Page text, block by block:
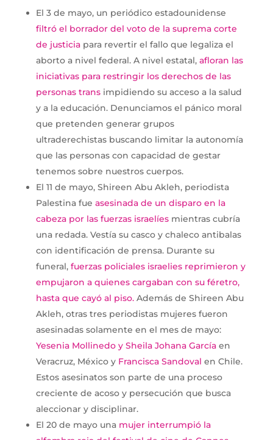
El 3 de mayo, un periódico estadounidense
filtró el borrador del voto de la suprema corte
de justiciapara revertir el fallo que legaliza el
aborto a nivel federal. A nivel estatal, afloran las
iniciativas para restringir los derechos de las
personas transimpidiendo su acceso a la salud
y a la educación. Denunciamos el pánico moral
que pretenden generar grupos
ultraderechistas buscando limitar la autonomía
que las personas con capacidad de gestar
tenemos sobre nuestros cuerpos.
El 11 de mayo, Shireen Abu Akleh, periodista
Palestina fue asesinada de un disparo en la
cabeza por las fuerzas israelíesmientras cubría
una redada. Vestía su casco y chaleco antibalas
con identificación de prensa. Durante su
funeral, fuerzas policiales israelies reprimieron y
empujaron a quienes cargaban con su féretro,
hasta que cayó al piso.Además de Shireen Abu
Akleh, otras tres periodistas mujeres fueron
asesinadas solamente en el mes de mayo:
Yesenia Mollinedo y Sheila Johana Garcíaen
Veracruz, México y Francisca Sandoval en Chile.
Estos asesinatos son parte de una proceso
creciente de acoso y persecución que busca
aleccionar y disciplinar.
El 20 de mayo una mujer interrumpió la